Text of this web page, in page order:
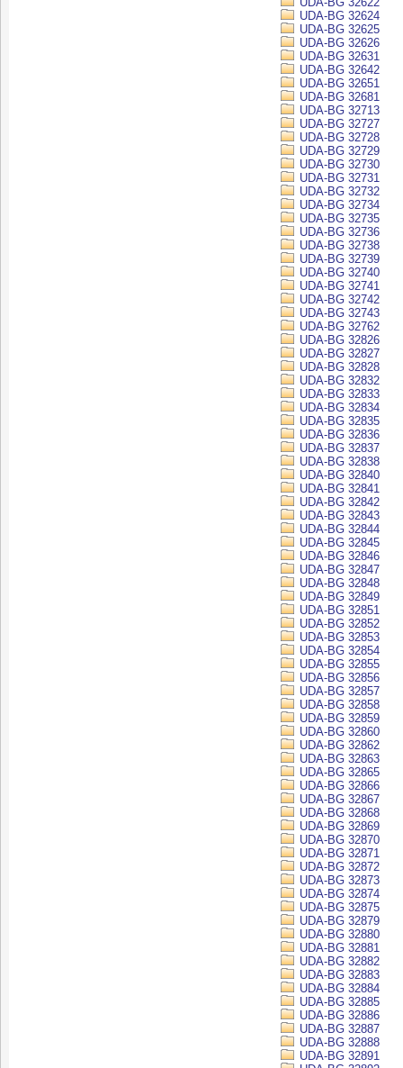
UDA-BG 32624
UDA-BG 32625
UDA-BG 32626
UDA-BG 32631
UDA-BG 32642
UDA-BG 32651
UDA-BG 32681
UDA-BG 32713
UDA-BG 32727
UDA-BG 32728
UDA-BG 32729
UDA-BG 32730
UDA-BG 32731
UDA-BG 32732
UDA-BG 32734
UDA-BG 32735
UDA-BG 32736
UDA-BG 32738
UDA-BG 32739
UDA-BG 32740
UDA-BG 32741
UDA-BG 32742
UDA-BG 32743
UDA-BG 32762
UDA-BG 32826
UDA-BG 32827
UDA-BG 32828
UDA-BG 32832
UDA-BG 32833
UDA-BG 32834
UDA-BG 32835
UDA-BG 32836
UDA-BG 32837
UDA-BG 32838
UDA-BG 32840
UDA-BG 32841
UDA-BG 32842
UDA-BG 32843
UDA-BG 32844
UDA-BG 32845
UDA-BG 32846
UDA-BG 32847
UDA-BG 32848
UDA-BG 32849
UDA-BG 32851
UDA-BG 32852
UDA-BG 32853
UDA-BG 32854
UDA-BG 32855
UDA-BG 32856
UDA-BG 32857
UDA-BG 32858
UDA-BG 32859
UDA-BG 32860
UDA-BG 32862
UDA-BG 32863
UDA-BG 32865
UDA-BG 32866
UDA-BG 32867
UDA-BG 32868
UDA-BG 32869
UDA-BG 32870
UDA-BG 32871
UDA-BG 32872
UDA-BG 32873
UDA-BG 32874
UDA-BG 32875
UDA-BG 32879
UDA-BG 32880
UDA-BG 32881
UDA-BG 32882
UDA-BG 32883
UDA-BG 32884
UDA-BG 32885
UDA-BG 32886
UDA-BG 32887
UDA-BG 32888
UDA-BG 32891